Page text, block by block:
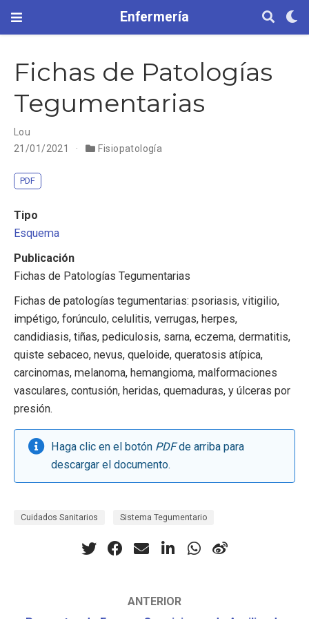
Enfermería
Fichas de Patologías
Tegumentarias
Lou
21/01/2021
Fisiopatología
PDF
Tipo
Esquema
Publicación
Fichas de Patologías Tegumentarias
Fichas de patologías tegumentarias: psoriasis, vitigilio,
impétigo, forúnculo, celulitis, verrugas, herpes,
candidiasis, tiñas, pediculosis, sarna, eczema, dermatitis,
quiste sebaceo, nevus, queloide, queratosis atípica,
carcinomas, melanoma, hemangioma, malformaciones
vasculares, contusión, heridas, quemaduras, y úlceras por
presión.
Haga clic en el botón PDFde arriba para
descargar el documento.
Cuidados Sanitarios Sistema Tegumentario
ANTERIOR